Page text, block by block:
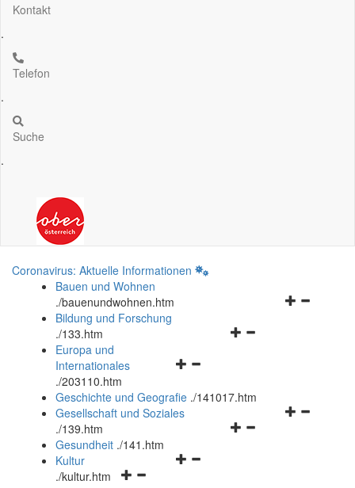
Kontakt
.
Telefon
.
Suche
.
Coronavirus: Aktuelle Informationen
Bauen und Wohnen
./bauenundwohnen.htm
Navigationsmenü
Bildung und Forschung
./133.htm
Navigationsmenü
und
schließen
Europa und
Internationales
./203110.htm
Geschichte und Geografie ./141017.htm
Navigationsmenü
Gesellschaft und Soziales
./139.htm
Navigationsmenü
Gesundheit ./141.htm
Navigationsmenü
Kultur
./kultur.htm